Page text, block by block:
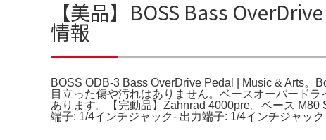
【美品】BOSS Bass
情報
BOSS ODB-3 Bass OverDrive Pedal | Music & Arts。
目立った傷や汚れはありません。ベースオーバード
あります。【完動品】Zahnrad 4000pre。ベース
端子: 1/4インチジャック- 出力端子: 1/4インチジャッ